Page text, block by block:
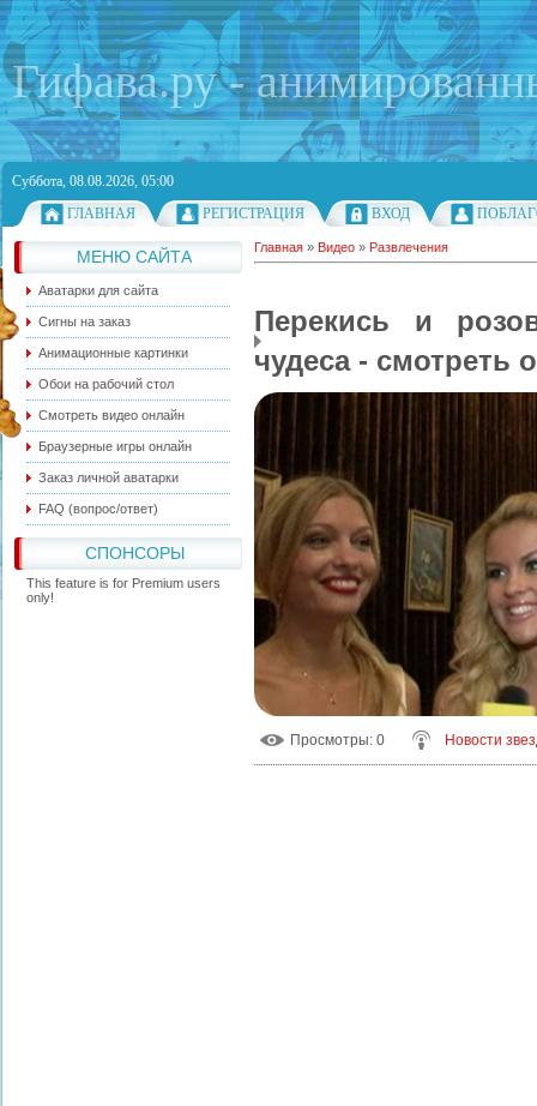
Гифава.ру -
Суббота, 08.08.2026, 05:00
ГЛАВНАЯ
РЕГИСТРАЦИЯ ВХОД
МЕНЮ САЙТА
Аватарки для сайта
Сигны на заказ
Анимационные картинки
Обои на рабочий стол
Смотреть видео онлайн
Браузерные игры онлайн
Заказ личной аватарки
FAQ (вопрос/ответ)
СПОНСОРЫ
This feature is for Premium users
only!
Главная » Видео » Развлечения
Перекись и
чудеса - смотреть
Просмотры: 0 Новости